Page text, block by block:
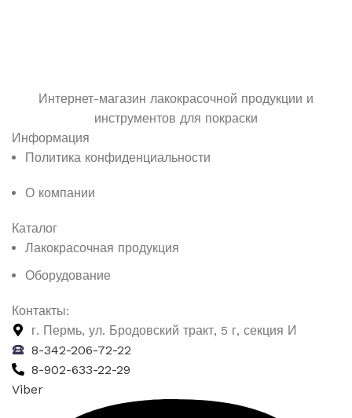
Интернет-магазин лакокрасочной продукции и
инструментов для покраски
Информация
Политика конфиденциальности
О компании
Каталог
Лакокрасочная продукция
Оборудование
Контакты:
г. Пермь, ул. Бродовский тракт, 5 г, секция И
8-342-206-72-22
8-902-633-22-29
Viber